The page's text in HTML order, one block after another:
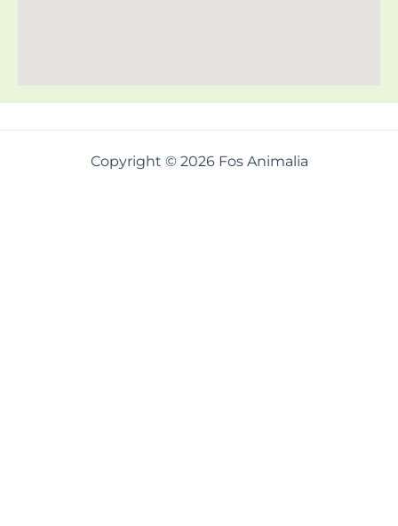
Copyright © 2026 Fos Animalia